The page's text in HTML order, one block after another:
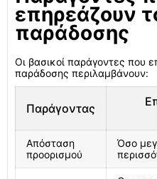
επηρεάζουν
παράδοσης
Οι βασικοί παράγοντες που
παράδοσης περιλαμβάνουν:
Παράγοντας
Απόσταση
προορισμού
Όσο